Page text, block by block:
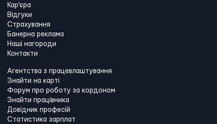
Кар'єра
Відгуки
Страхування
Банерна реклама
Наші нагороди
Контакти
Агентства з працевлаштування
Знайти на карті
Форум про роботу за кордоном
Знайти працівника
Довідник професій
Статистика зарплат